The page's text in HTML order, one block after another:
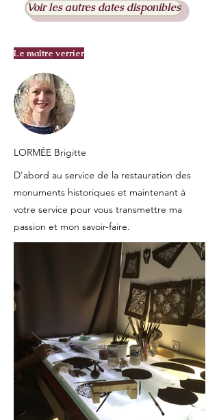
Voir les autres dates disponibles
Le maître verrier
LORMÉE Brigitte
D'abord au service de la restauration des
monuments historiques et maintenant à
votre service pour vous transmettre ma
passion et mon savoir-faire.